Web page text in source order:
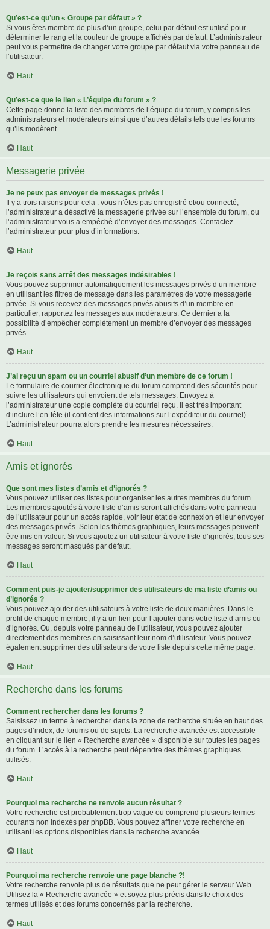
Qu’est-ce qu’un « Groupe par défaut » ?
Si vous êtes membre de plus d’un groupe, celui par défaut est utilisé pour
déterminer le rang et la couleur de groupe affichés par défaut. L’administrateur
peut vous permettre de changer votre groupe par défaut via votre panneau de
l’utilisateur.
Haut
Qu’est-ce que le lien « L’équipe du forum » ?
Cette page donne la liste des membres de l’équipe du forum, y compris les
administrateurs et modérateurs ainsi que d’autres détails tels que les forums
qu’ils modèrent.
Haut
Messagerie privée
Je ne peux pas envoyer de messages privés !
Il y a trois raisons pour cela : vous n’êtes pas enregistré et/ou connecté,
l’administrateur a désactivé la messagerie privée sur l’ensemble du forum, ou
l’administrateur vous a empêché d’envoyer des messages. Contactez
l’administrateur pour plus d’informations.
Haut
Je reçois sans arrêt des messages indésirables !
Vous pouvez supprimer automatiquement les messages privés d’un membre
en utilisant les filtres de message dans les paramètres de votre messagerie
privée. Si vous recevez des messages privés abusifs d’un membre en
particulier, rapportez les messages aux modérateurs. Ce dernier a la
possibilité d’empêcher complètement un membre d’envoyer des messages
privés.
Haut
J’ai reçu un spam ou un courriel abusif d’un membre de ce forum !
Le formulaire de courrier électronique du forum comprend des sécurités pour
suivre les utilisateurs qui envoient de tels messages. Envoyez à
l’administrateur une copie complète du courriel reçu. Il est très important
d’inclure l’en-tête (il contient des informations sur l’expéditeur du courriel).
L’administrateur pourra alors prendre les mesures nécessaires.
Haut
Amis et ignorés
Que sont mes listes d’amis et d’ignorés ?
Vous pouvez utiliser ces listes pour organiser les autres membres du forum.
Les membres ajoutés à votre liste d’amis seront affichés dans votre panneau
de l’utilisateur pour un accès rapide, voir leur état de connexion et leur envoyer
des messages privés. Selon les thèmes graphiques, leurs messages peuvent
être mis en valeur. Si vous ajoutez un utilisateur à votre liste d’ignorés, tous ses
messages seront masqués par défaut.
Haut
Comment puis-je ajouter/supprimer des utilisateurs de ma liste d’amis ou
d’ignorés ?
Vous pouvez ajouter des utilisateurs à votre liste de deux manières. Dans le
profil de chaque membre, il y a un lien pour l’ajouter dans votre liste d’amis ou
d’ignorés. Ou, depuis votre panneau de l’utilisateur, vous pouvez ajouter
directement des membres en saisissant leur nom d’utilisateur. Vous pouvez
également supprimer des utilisateurs de votre liste depuis cette même page.
Haut
Recherche dans les forums
Comment rechercher dans les forums ?
Saisissez un terme à rechercher dans la zone de recherche située en haut des
pages d’index, de forums ou de sujets. La recherche avancée est accessible
en cliquant sur le lien « Recherche avancée » disponible sur toutes les pages
du forum. L’accès à la recherche peut dépendre des thèmes graphiques
utilisés.
Haut
Pourquoi ma recherche ne renvoie aucun résultat ?
Votre recherche est probablement trop vague ou comprend plusieurs termes
courants non indexés par phpBB. Vous pouvez affiner votre recherche en
utilisant les options disponibles dans la recherche avancée.
Haut
Pourquoi ma recherche renvoie une page blanche ?!
Votre recherche renvoie plus de résultats que ne peut gérer le serveur Web.
Utilisez la « Recherche avancée » et soyez plus précis dans le choix des
termes utilisés et des forums concernés par la recherche.
Haut